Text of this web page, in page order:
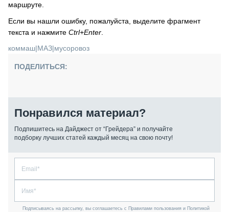
маршруте.
Если вы нашли ошибку, пожалуйста, выделите фрагмент
текста и нажмите Ctrl+Enter
коммаш|МАЗ|мусоровоз
ПОДЕЛИТЬСЯ:
Понравился материал?
Подпишитесь на Дайджест от “Грейдера” и получайте
подборку лучших статей каждый месяц на свою почту!
Подписываясь на рассылку, вы соглашаетесь с Правилами пользования и Политикой